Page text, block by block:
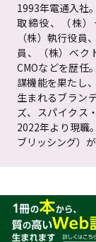
1993年電通入社
取締役、（株
（株）執行役
員、（株）ベク
CMOなどを歴任
謀機能を果たし
生まれるブラン
ズ、スパイクス
2022年より現職
ブリッシング）が